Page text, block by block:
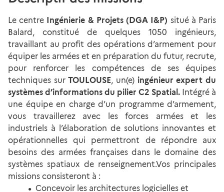
Le centre Ingénierie & Projets (DGA I&P) situé à Paris
Balard, constitué de quelques 1050 ingénieurs,
travaillant au profit des opérations d’armement pour
équiper les armées et en préparation du futur, recrute,
pour renforcer les compétences de ses équipes
techniques surTOULOUSE, un(e) ingénieur expert du
systèmes d’informations du pilier C2 Spatial. Intégré à
une équipe en charge d’un programme d’armement,
vous travaillerez avec les forces armées et les
industriels à l’élaboration de solutions innovantes et
opérationnelles qui permettront de répondre aux
besoins des armées françaises dans le domaine des
systèmes spatiaux de renseignement.Vos principales
missions consisteront à :
Concevoir les architectures logicielles et